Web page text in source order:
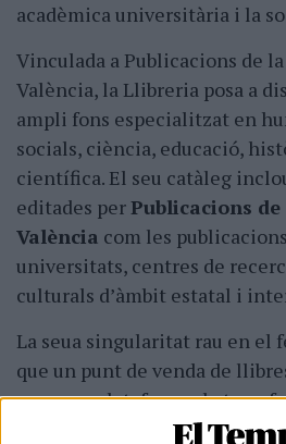
acadèmica universitària i la
Vinculada a Publicacions de
València, la Llibreria posa a
ampli fons especialitzat en
socials, ciència, educació,
científica. El seu catàleg
editades perPublicacions
València com les
universitats, centres de
culturals d’àmbit estatal i
La seua singularitat rau en el
que un punt de venda de
com una plataforma de
coneixement, fent